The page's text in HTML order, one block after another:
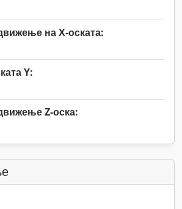
на Х-оската:
Y:
Z-оска: